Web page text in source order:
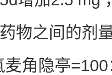
物之间的剂
麦角隐亭